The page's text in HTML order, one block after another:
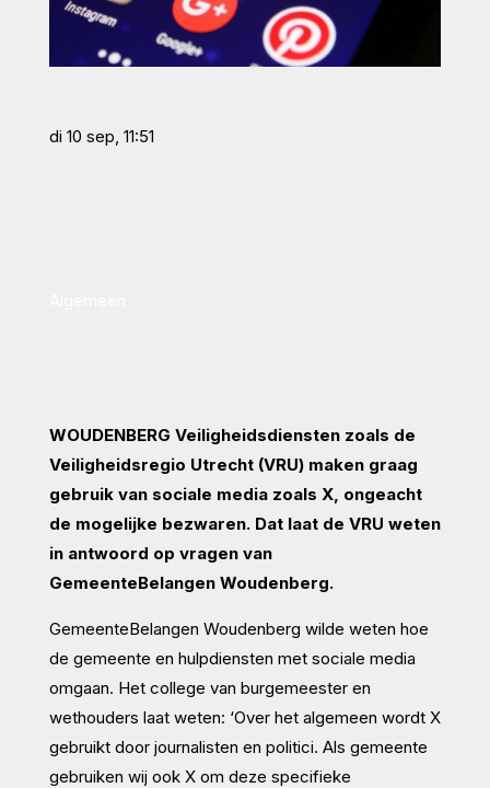
di 10 sep, 11:51
WOUDENBERG Veiligheidsdiensten zoals de
Veiligheidsregio Utrecht (VRU) maken graag
gebruik van sociale media zoals X, ongeacht
de mogelijke bezwaren. Dat laat de VRU weten
in antwoord op vragen van
GemeenteBelangen Woudenberg.
GemeenteBelangen Woudenberg wilde weten hoe
de gemeente en hulpdiensten met sociale media
omgaan. Het college van burgemeester en
wethouders laat weten: ‘Over het algemeen wordt X
gebruikt door journalisten en politici. Als gemeente
gebruiken wij ook X om deze specifieke